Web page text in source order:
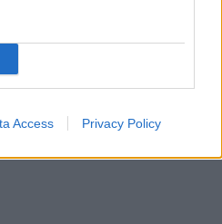
Access Privacy Policy